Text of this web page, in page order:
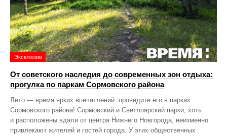
Эксклюзив
От советского наследия до современных зон отдыха:
прогулка по паркам Сормовского района
Лето — время ярких впечатлений: проведите его в парках
Сормовского района! Сормовский и Светлоярский парки, хоть
и расположены вдали от центра Нижнего Новгорода, неизменно
привлекают жителей и гостей города. У этих общественных